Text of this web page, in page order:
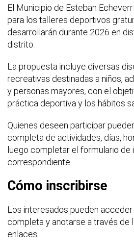
El Municipio de Esteban
para los talleres deportivos
desarrollarán durante 2026 en
distrito.
La propuesta incluye diversas
recreativas destinadas a niños,
y personas mayores, con el
práctica deportiva y los hábitos
Quienes deseen participar
completa de actividades, días,
luego completar el formulario de
correspondiente.
Cómo inscribirse
Los interesados pueden acceder
completa y anotarse a través de
enlaces: